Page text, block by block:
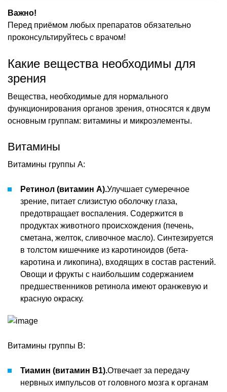
Важно!
Перед приёмом любых препаратов обязательно
проконсультируйтесь с врачом!
Какие вещества необходимы для
зрения
Вещества, необходимые для нормального
функционирования органов зрения, относятся к двум
основным группам: витамины и микроэлементы.
Витамины
Витамины группы А:
Ретинол (витамин А).Улучшает сумеречное
зрение, питает слизистую оболочку глаза,
предотвращает воспаления. Содержится в
продуктах животного происхождения (печень,
сметана, желток, сливочное масло). Синтезируется
в толстом кишечнике из каротиноидов (бета-
каротина и ликопина), входящих в состав растений.
Овощи и фрукты с наибольшим содержанием
предшественников ретинола имеют оранжевую и
красную окраску.
Витамины группы В:
Тиамин (витамин В1).Отвечает за передачу
нервных импульсов от головного мозга к органам